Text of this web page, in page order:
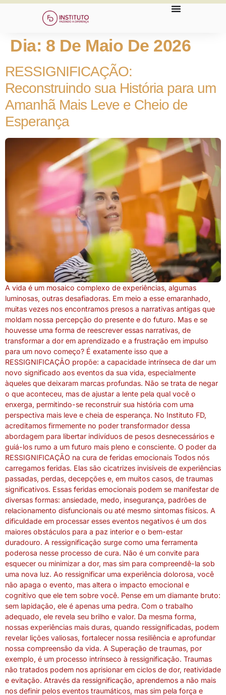
Dia: 8 De Maio De 2026
RESSIGNIFICAÇÃO:
Reconstruindo sua História para um
Amanhã Mais Leve e Cheio de
Esperança
A vida é um mosaico complexo de experiências, algumas
luminosas, outras desafiadoras. Em meio a esse emaranhado,
muitas vezes nos encontramos presos a narrativas antigas que
moldam nossa percepção do presente e do futuro. Mas e se
houvesse uma forma de reescrever essas narrativas, de
transformar a dor em aprendizado e a frustração em impulso
para um novo começo? É exatamente isso que a
RESSIGNIFICAÇÃO propõe: a capacidade intrínseca de dar um
novo significado aos eventos da sua vida, especialmente
àqueles que deixaram marcas profundas. Não se trata de negar
o que aconteceu, mas de ajustar a lente pela qual você o
enxerga, permitindo-se reconstruir sua história com uma
perspectiva mais leve e cheia de esperança. No Instituto FD,
acreditamos firmemente no poder transformador dessa
abordagem para libertar indivíduos de pesos desnecessários e
guiá-los rumo a um futuro mais pleno e consciente. O poder da
RESSIGNIFICAÇÃO na cura de feridas emocionais Todos nós
carregamos feridas. Elas são cicatrizes invisíveis de experiências
passadas, perdas, decepções e, em muitos casos, de traumas
significativos. Essas feridas emocionais podem se manifestar de
diversas formas: ansiedade, medo, insegurança, padrões de
relacionamento disfuncionais ou até mesmo sintomas físicos. A
dificuldade em processar esses eventos negativos é um dos
maiores obstáculos para a paz interior e o bem-estar
duradouro. A ressignificação surge como uma ferramenta
poderosa nesse processo de cura. Não é um convite para
esquecer ou minimizar a dor, mas sim para compreendê-la sob
uma nova luz. Ao ressignificar uma experiência dolorosa, você
não apaga o evento, mas altera o impacto emocional e
cognitivo que ele tem sobre você. Pense em um diamante bruto:
sem lapidação, ele é apenas uma pedra. Com o trabalho
adequado, ele revela seu brilho e valor. Da mesma forma,
nossas experiências mais duras, quando ressignificadas, podem
revelar lições valiosas, fortalecer nossa resiliência e aprofundar
nossa compreensão da vida. A Superação de traumas, por
exemplo, é um processo intrínseco à ressignificação. Traumas
não tratados podem nos aprisionar em ciclos de dor, reatividade
e evitação. Através da ressignificação, aprendemos a não mais
nos definir pelos eventos traumáticos, mas sim pela força e